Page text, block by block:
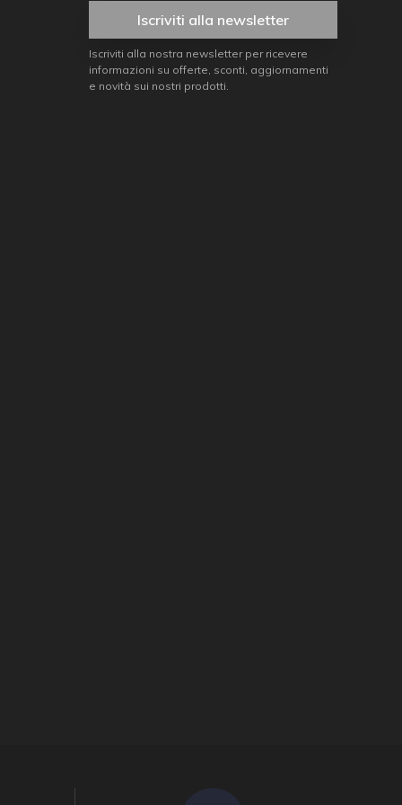
Iscriviti alla newsletter
Iscriviti alla nostra newsletter per ricevere
informazioni su offerte, sconti, aggiornamenti
e novità sui nostri prodotti.